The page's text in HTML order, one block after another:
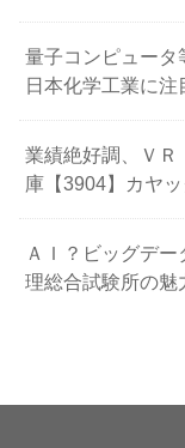
量子コンピュータ
日本化学工業に注
業績絶好調、ＶＲ
庫【3904】カヤッ
ＡＩ？ビッグデ
理総合試験所の魅